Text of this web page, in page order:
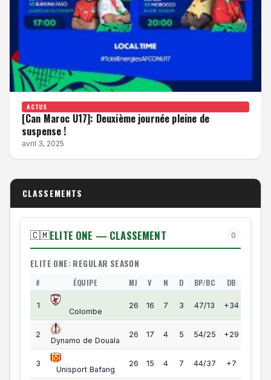
ACTUS
[Can Maroc U17]: Deuxième journée pleine de
suspense !
avril 3, 2025
CLASSEMENTS
🇨🇲ELITE ONE — CLASSEMENT 0
ELITE ONE: REGULAR SEASON
Elite One — Classement
# ÉQUIPE MJ V N D BP/BC DB
1
Colombe
26 16 7 3 47/13 +34
2
Dynamo de Douala
26 17 4 5 54/25 +29
3
Unisport Bafang
26 15 4 7 44/37 +7